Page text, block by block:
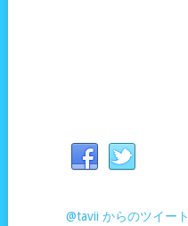
@tavii からのツイート